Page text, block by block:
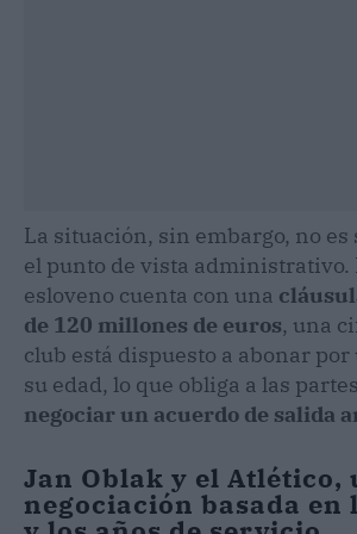
La situación, sin embargo, no es
el punto de vista administrativo.
esloveno cuenta con una
de 120 millones de euros, una
club está dispuesto a abonar
su edad, lo que obliga a las
negociar un acuerdo de salida
Jan Oblak y el Atlético,
negociación basada